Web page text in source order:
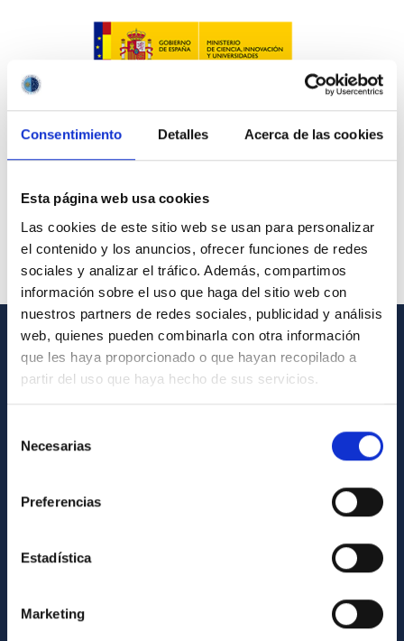
Consentimiento Detalles Acerca de las cookies
Esta página web usa cookies
Las cookies de este sitio web se usan para personalizar
el contenido y los anuncios, ofrecer funciones de redes
sociales y analizar el tráfico. Además, compartimos
información sobre el uso que haga del sitio web con
nuestros partners de redes sociales, publicidad y análisis
web, quienes pueden combinarla con otra información
que les haya proporcionado o que hayan recopilado a
partir del uso que haya hecho de sus servicios.
Necesarias
Preferencias
Estadística
Marketing
INFORMACIÓN GENERAL
Directorio de personal
INFORMACIÓN INSTITUCIONAL